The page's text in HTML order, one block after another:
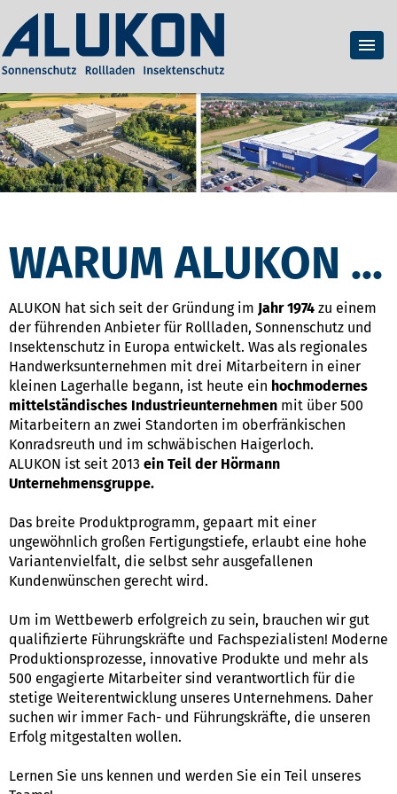
WARUM ALUKON ...
ALUKON hat sich seit der Gründung im Jahr 1974 zu einem
der führenden Anbieter für Rollladen, Sonnenschutz und
Insektenschutz in Europa entwickelt. Was als regionales
Handwerksunternehmen mit drei Mitarbeitern in einer
kleinen Lagerhalle begann, ist heute ein hochmodernes
mittelständisches Industrieunternehmen mit über 500
Mitarbeitern an zwei Standorten im oberfränkischen
Konradsreuth und im schwäbischen Haigerloch.
ALUKON ist seit 2013 ein Teil der Hörmann
Unternehmensgruppe.
Das breite Produktprogramm, gepaart mit einer
ungewöhnlich großen Fertigungstiefe, erlaubt eine hohe
Variantenvielfalt, die selbst sehr ausgefallenen
Kundenwünschen gerecht wird.
Um im Wettbewerb erfolgreich zu sein, brauchen wir gut
qualifizierte Führungskräfte und Fachspezialisten! Moderne
Produktionsprozesse, innovative Produkte und mehr als
500 engagierte Mitarbeiter sind verantwortlich für die
stetige Weiterentwicklung unseres Unternehmens. Daher
suchen wir immer Fach- und Führungskräfte, die unseren
Erfolg mitgestalten wollen.
Lernen Sie uns kennen und werden Sie ein Teil unseres